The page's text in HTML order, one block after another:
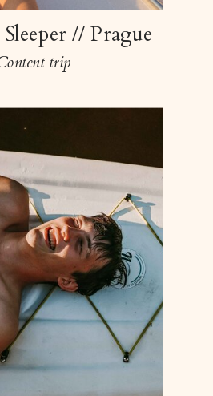
// Prague
trip